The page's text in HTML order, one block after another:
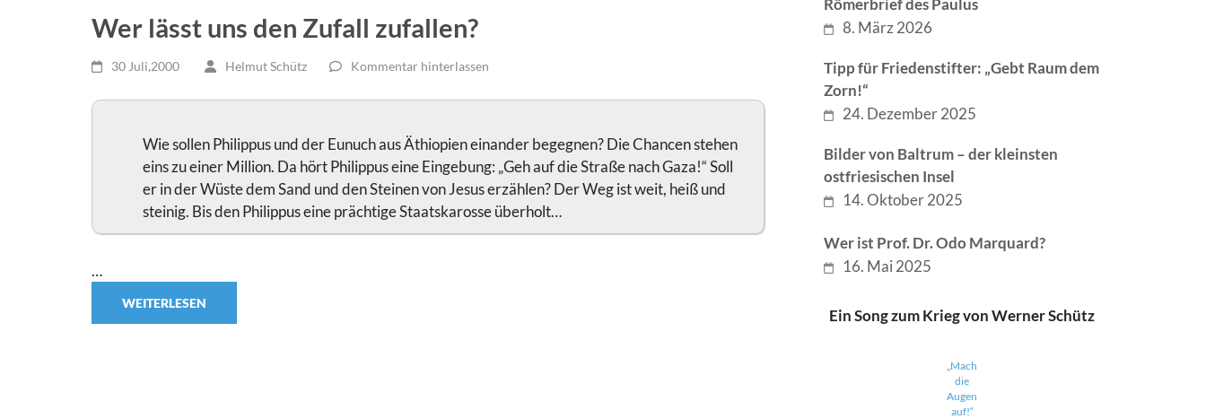
Wer lässt uns den Zufall zufallen?
30 Juli,2000 Helmut Schütz Kommentar hinterlassen
Wie sollen Philippus und der Eunuch aus Äthiopien einander begegnen? Die Chancen stehen
eins zu einer Million. Da hört Philippus eine Eingebung: „Geh auf die Straße nach Gaza!“ Soll
er in der Wüste dem Sand und den Steinen von Jesus erzählen? Der Weg ist weit, heiß und
steinig. Bis den Philippus eine prächtige Staatskarosse überholt…
…
WEITERLESEN
Römerbrief des Paulus
8. März 2026
Tipp für Friedenstifter: „Gebt Raum dem
Zorn!“
24. Dezember 2025
Bilder von Baltrum – der kleinsten
ostfriesischen Insel
14. Oktober 2025
Wer ist Prof. Dr. Odo Marquard?
16. Mai 2025
Ein Song zum Krieg von Werner Schütz
„Mach
die
Augen
auf!“